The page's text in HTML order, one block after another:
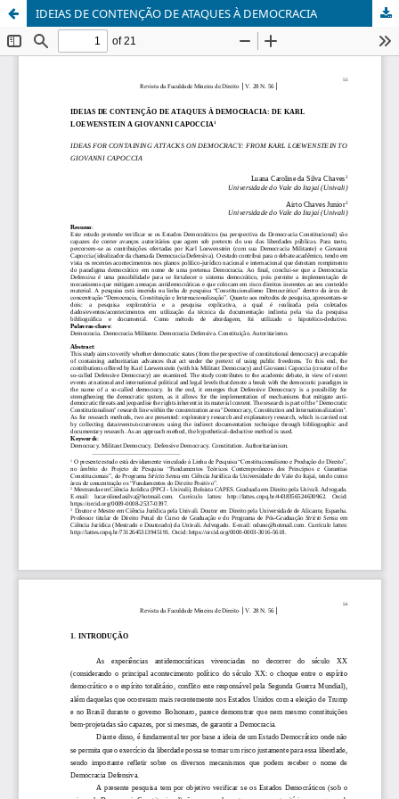
IDEIAS DE CONTENÇÃO DE ATAQUES À DEMOCRACIA